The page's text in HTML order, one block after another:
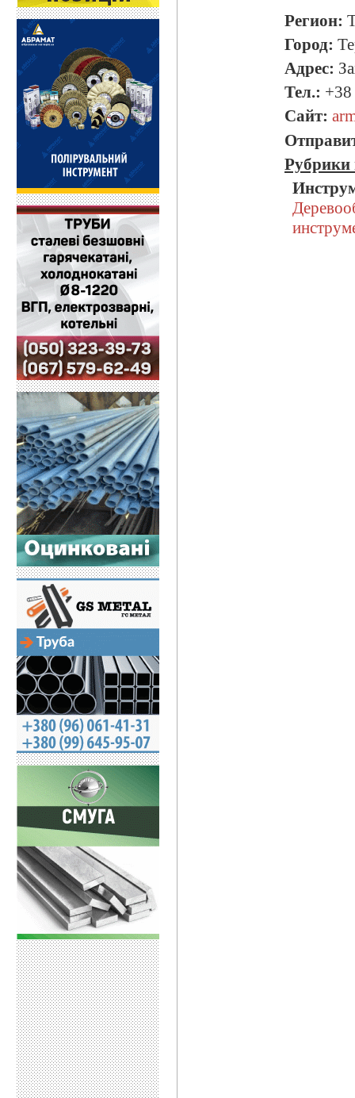
Регион:
Город:
Адрес:
Тел.:
Сайт:
Рубрики